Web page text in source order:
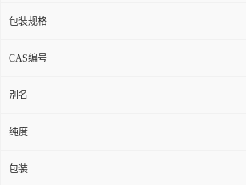
包装规格
CAS编号
别名
纯度
包装